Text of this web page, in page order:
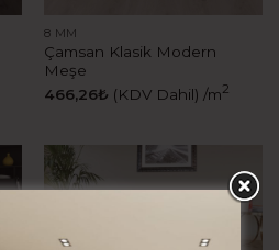
8 MM
Çamsan Klasik Modern
Meşe
466,26₺ (KDV Dahil) /m2